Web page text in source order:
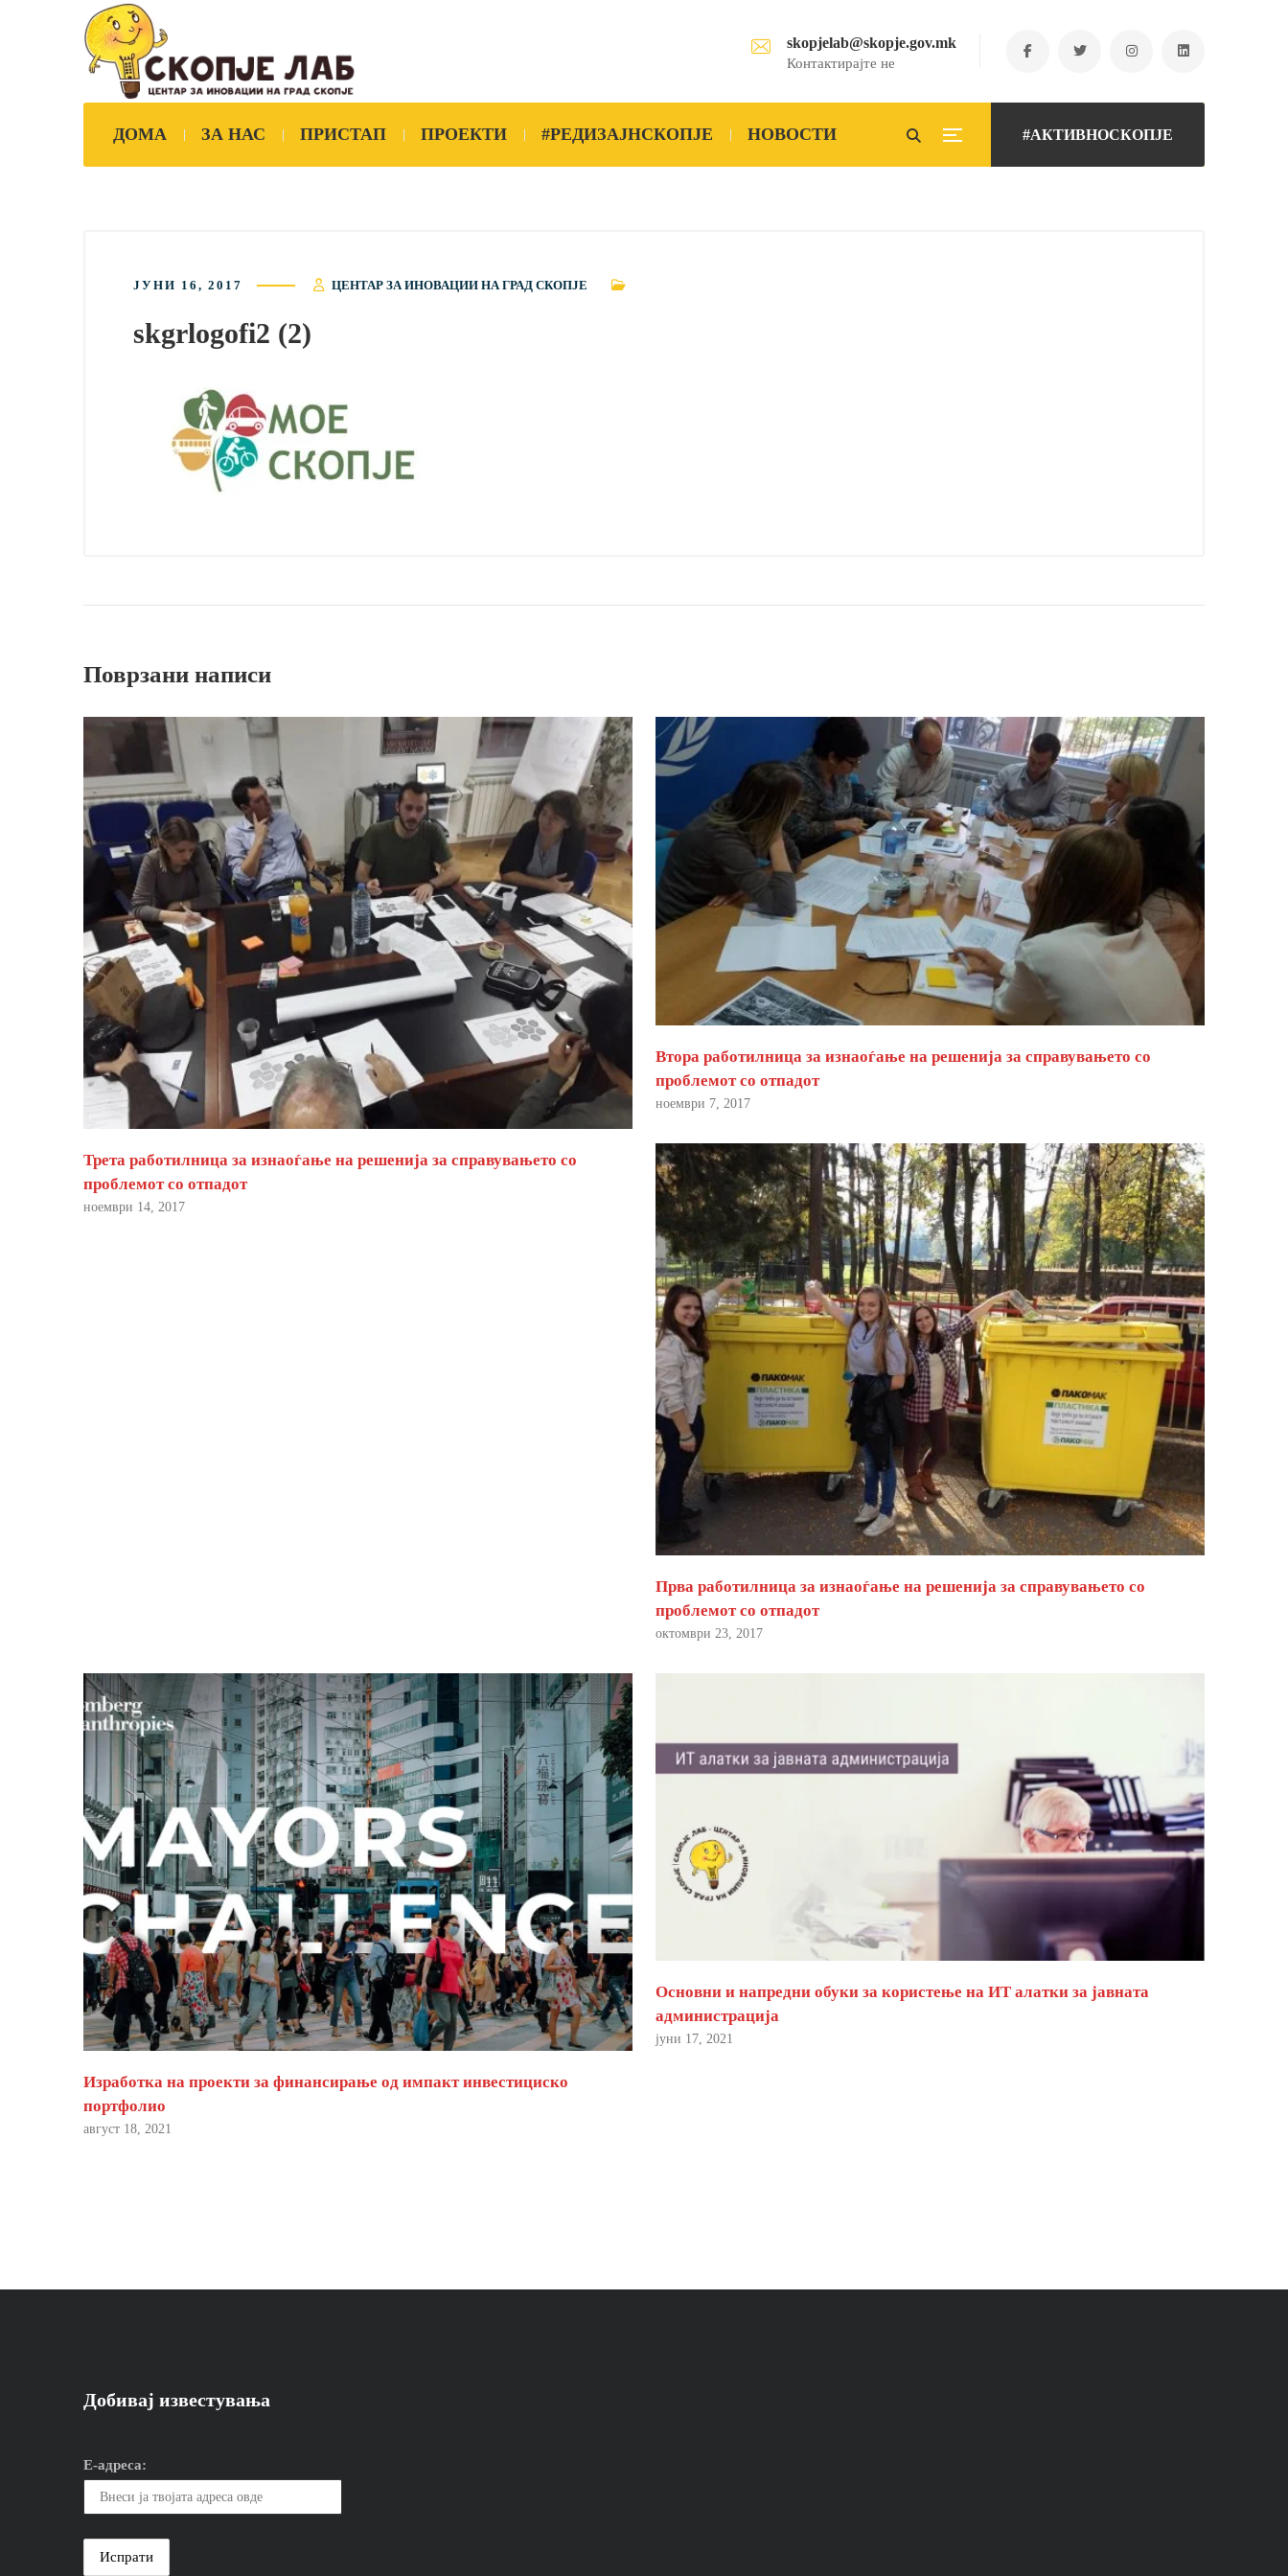
skopjelab@skopje.gov.mk
Контактирајте не
#АКТИВНОСКОПЈЕ
ДОМА ЗА НАС ПРИСТАП ПРОЕКТИ #РЕДИЗАЈНСКОПЈЕ НОВОСТИ
ЈУНИ 16, 2017 ЦЕНТАР ЗА ИНОВАЦИИ НА ГРАД СКОПЈЕ
skgrlogofi2 (2)
Поврзани написи
Трета работилница за изнаоѓање на решенија за справувањето со
проблемот со отпадот
ноември 14, 2017
Втора работилница за изнаоѓање на решенија за справувањето со
проблемот со отпадот
ноември 7, 2017
Прва работилница за изнаоѓање на решенија за справувањето со
проблемот со отпадот
октомври 23, 2017
Изработка на проекти за финансирање од импакт инвестициско
портфолио
август 18, 2021
Основни и напредни обуки за користење на ИТ алатки за јавната
администрација
јуни 17, 2021
Добивај известувања
Е-адреса: